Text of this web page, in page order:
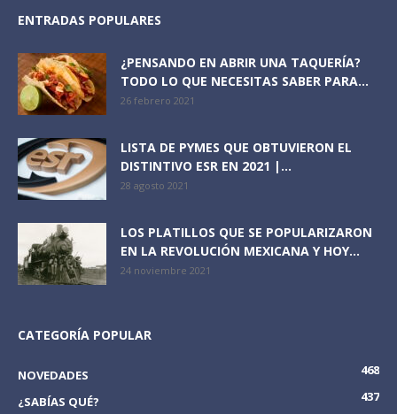
ENTRADAS POPULARES
¿PENSANDO EN ABRIR UNA TAQUERÍA?
TODO LO QUE NECESITAS SABER PARA...
26 febrero 2021
LISTA DE PYMES QUE OBTUVIERON EL
DISTINTIVO ESR EN 2021 |...
28 agosto 2021
LOS PLATILLOS QUE SE POPULARIZARON
EN LA REVOLUCIÓN MEXICANA Y HOY...
24 noviembre 2021
CATEGORÍA POPULAR
NOVEDADES
468
¿SABÍAS QUÉ?
437